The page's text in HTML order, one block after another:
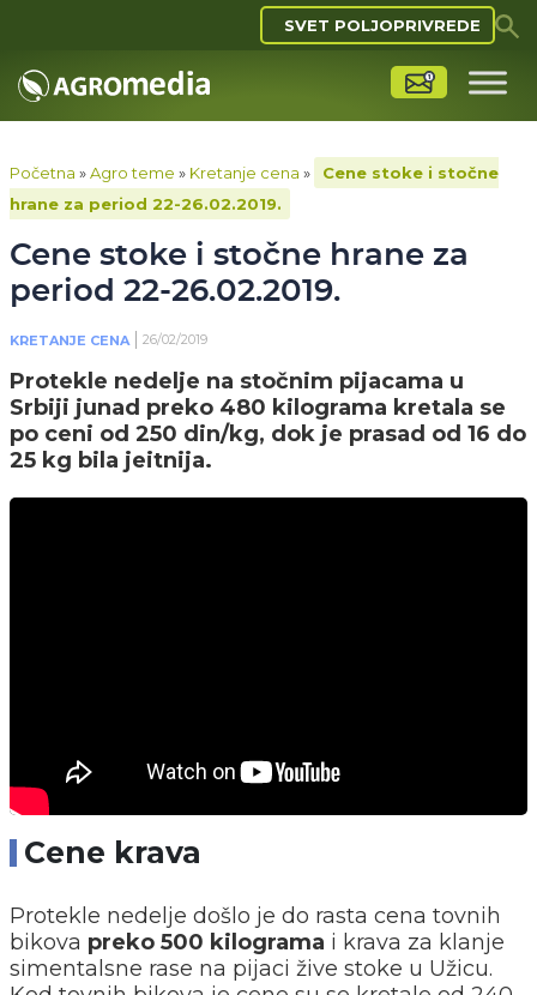
SVET POLJOPRIVREDE
Početna »Agro teme » Kretanje cena »
Cene stoke i stočne
hrane za period 22-26.02.2019.
Cene stoke i stočne hrane za
period 22-26.02.2019.
KRETANJE CENA 26/02/2019
Protekle nedelje na stočnim pijacama u
Srbiji junad preko 480 kilograma kretala se
po ceni od 250 din/kg, dok je prasad od 16 do
25 kg bila jeitnija.
Cene krava
Protekle nedelje došlo je do rasta cena tovnih
bikova preko 500 kilograma i krava za klanje
simentalsne rase na pijaci žive stoke u Užicu.